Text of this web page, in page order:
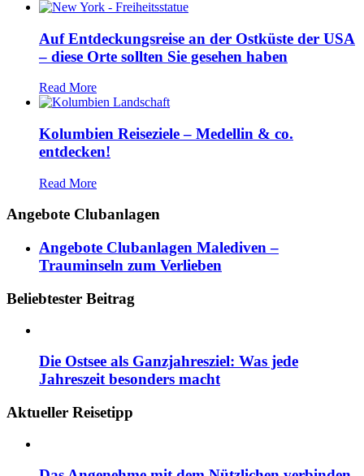
Auf Entdeckungsreise an der Ostküste der USA
– diese Orte sollten Sie gesehen haben
Read More
Kolumbien Reiseziele – Medellin & co.
entdecken!
Read More
Angebote Clubanlagen
Angebote Clubanlagen Malediven –
Trauminseln zum Verlieben
Beliebtester Beitrag
Die Ostsee als Ganzjahresziel: Was jede
Jahreszeit besonders macht
Aktueller Reisetipp